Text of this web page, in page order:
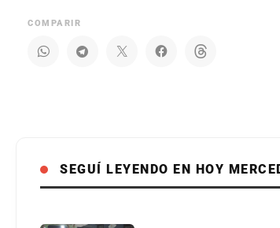
COMPARIR
SEGUÍ LEYENDO EN HOY